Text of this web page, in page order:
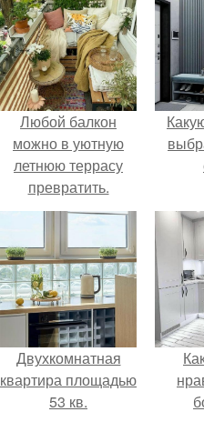
Любой балкон
можно в уютную
летнюю террасу
превратить.
Двухкомнатная
квартира площадью
53 кв.